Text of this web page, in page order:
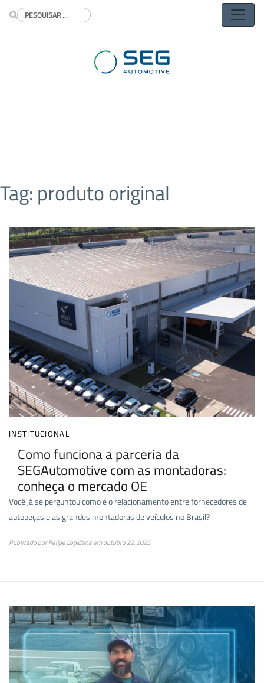
Tag: produto original
INSTITUCIONAL
Como funciona a parceria da
SEGAutomotive com as montadoras:
conheça o mercado OE
Você já se perguntou como é o relacionamento entre fornecedores de
autopeças e as grandes montadoras de veículos no Brasil?
Publicado porFelipe Lopidanaemoutubro 22, 2025